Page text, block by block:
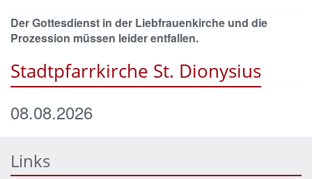
Der Gottesdienst in der Liebfrauenkirche und die
Prozession müssen leider entfallen.
Stadtpfarrkirche St. Dionysius
08.08.2026
Links